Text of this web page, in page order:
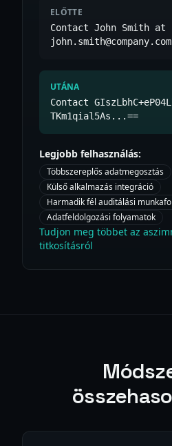
ELŐTTE
Contact John Smith at
john.smith@company.com
UTÁNA
Contact
TKm1qial5As...==
Legjobb felhasználás:
Többszereplős adatmegosztás
Külső alkalmazás integráció
Harmadik fél auditálási
Adatfeldolgozási folyamatok
Tudjon meg többet az
titkosításról